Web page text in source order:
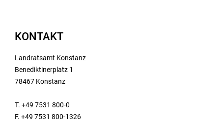
KONTAKT
Landratsamt Konstanz
Benediktinerplatz 1
78467 Konstanz
T. +49 7531 800-0
F. +49 7531 800-1326